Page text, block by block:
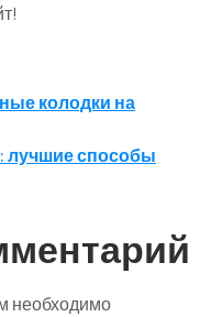
колодки на
лучшие способы
необходимо